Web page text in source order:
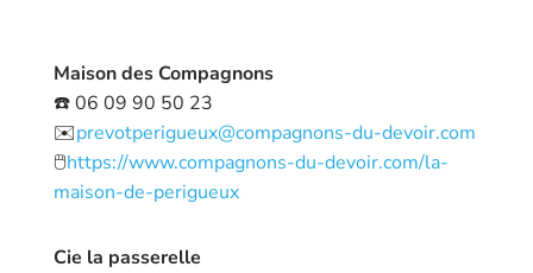
Maison des Compagnons
☎️ 06 09 90 50 23
✉️prevotperigueux@compagnons-du-devoir.com
🖱️https://www.compagnons-du-devoir.com/la-
maison-de-perigueux
Cie la passerelle